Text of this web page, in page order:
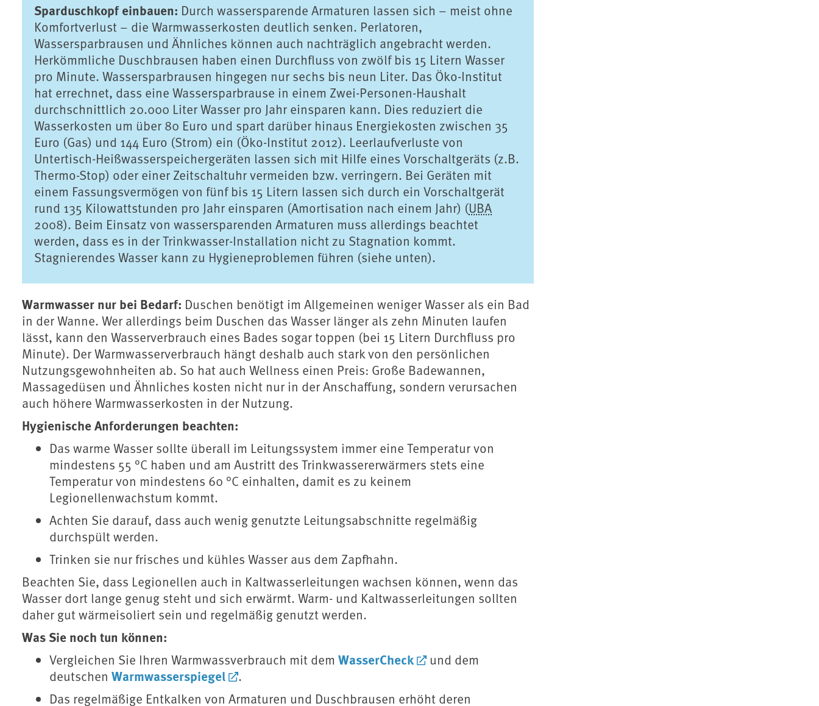
Sparduschkopf einbauen: Durch wassersparende Armaturen lassen sich – meist ohne
Komfortverlust – die Warmwasserkosten deutlich senken. Perlatoren,
Wassersparbrausen und Ähnliches können auch nachträglich angebracht werden.
Herkömmliche Duschbrausen haben einen Durchfluss von zwölf bis 15 Litern Wasser
pro Minute. Wassersparbrausen hingegen nur sechs bis neun Liter. Das Öko-Institut
hat errechnet, dass eine Wassersparbrause in einem Zwei-Personen-Haushalt
durchschnittlich 20.000 Liter Wasser pro Jahr einsparen kann. Dies reduziert die
Wasserkosten um über 80 Euro und spart darüber hinaus Energiekosten zwischen 35
Euro (Gas) und 144 Euro (Strom) ein (Öko-Institut 2012). Leerlaufverluste von
Untertisch-Heißwasserspeichergeräten lassen sich mit Hilfe eines Vorschaltgeräts (z.B.
Thermo-Stop) oder einer Zeitschaltuhr vermeiden bzw. verringern. Bei Geräten mit
einem Fassungsvermögen von fünf bis 15 Litern lassen sich durch ein Vorschaltgerät
rund 135 Kilowattstunden pro Jahr einsparen (Amortisation nach einem Jahr) (UBA
2008). Beim Einsatz von wassersparenden Armaturen muss allerdings beachtet
werden, dass es in der Trinkwasser-Installation nicht zu Stagnation kommt.
Stagnierendes Wasser kann zu Hygieneproblemen führen (siehe unten).
Warmwasser nur bei Bedarf: Duschen benötigt im Allgemeinen weniger Wasser als ein Bad
in der Wanne. Wer allerdings beim Duschen das Wasser länger als zehn Minuten laufen
lässt, kann den Wasserverbrauch eines Bades sogar toppen (bei 15 Litern Durchfluss pro
Minute). Der Warmwasserverbrauch hängt deshalb auch stark von den persönlichen
Nutzungsgewohnheiten ab. So hat auch Wellness einen Preis: Große Badewannen,
Massagedüsen und Ähnliches kosten nicht nur in der Anschaffung, sondern verursachen
auch höhere Warmwasserkosten in der Nutzung.
Hygienische Anforderungen beachten:
Das warme Wasser sollte überall im Leitungssystem immer eine Temperatur von
mindestens 55 °C haben und am Austritt des Trinkwassererwärmers stets eine
Temperatur von mindestens 60 °C einhalten, damit es zu keinem
Legionellenwachstum kommt.
Achten Sie darauf, dass auch wenig genutzte Leitungsabschnitte regelmäßig
durchspült werden.
Trinken sie nur frisches und kühles Wasser aus dem Zapfhahn.
Beachten Sie, dass Legionellen auch in Kaltwasserleitungen wachsen können, wenn das
Wasser dort lange genug steht und sich erwärmt. Warm- und Kaltwasserleitungen sollten
daher gut wärmeisoliert sein und regelmäßig genutzt werden.
Was Sie noch tun können:
Vergleichen Sie Ihren Warmwassverbrauch mit demWasserCheck
und dem
deutschenWarmwasserspiegel
.
Das regelmäßige Entkalken von Armaturen und Duschbrausen erhöht deren